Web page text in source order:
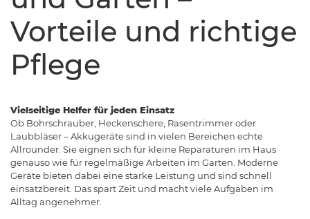
Vorteile und richtige
Pflege
Vielseitige Helfer für jeden Einsatz
Ob Bohrschrauber, Heckenschere, Rasentrimmer oder
Laubbläser – Akkugeräte sind in vielen Bereichen echte
Allrounder. Sie eignen sich für kleine Reparaturen im Haus
genauso wie für regelmäßige Arbeiten im Garten. Moderne
Geräte bieten dabei eine starke Leistung und sind schnell
einsatzbereit. Das spart Zeit und macht viele Aufgaben im
Alltag angenehmer.